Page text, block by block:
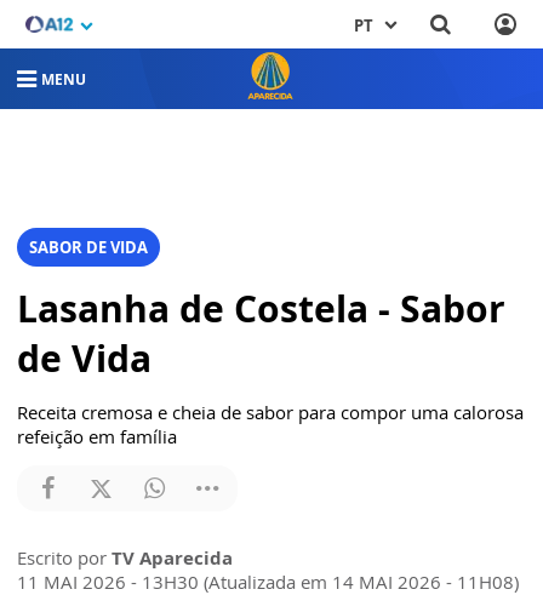
PT
MENU
SABOR DE VIDA
Lasanha de Costela - Sabor
de Vida
Receita cremosa e cheia de sabor para compor uma calorosa
refeição em família
Escrito por TV Aparecida
11 MAI 2026 - 13H30 (Atualizada em 14 MAI 2026 - 11H08)